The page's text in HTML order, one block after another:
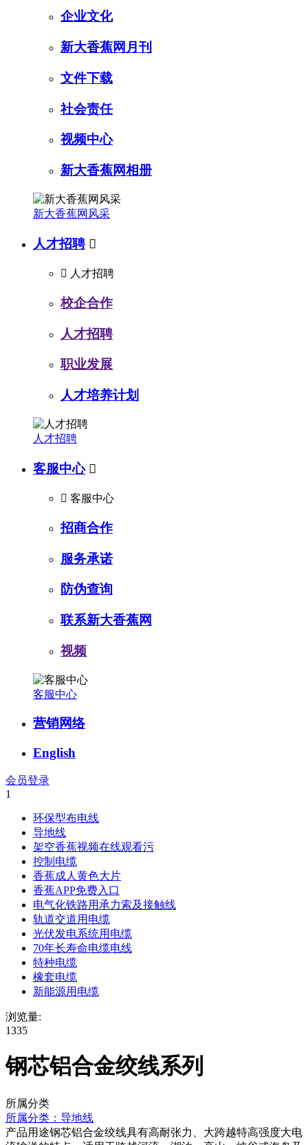
企业文化
新大香蕉网月刊
文件下载
社会责任
视频中心
新大香蕉网相册
新大香蕉网风采
人才招聘 
 人才招聘
校企合作
人才招聘
职业发展
人才培养计划
人才招聘
客服中心 
 客服中心
招商合作
服务承诺
防伪查询
联系新大香蕉网
视频
客服中心
营销网络
English
会员登录
1
环保型布电线
导地线
架空香蕉视频在线观看污
控制电缆
香蕉成人黄色大片
香蕉APP免费入口
电气化铁路用承力索及接触线
轨道交道用电缆
光伏发电系统用电缆
70年长寿命电缆电线
特种电缆
橡套电缆
新能源用电缆
浏览量:
1335
钢芯铝合金绞线系列
所属分类
所属分类： 导地线
产品用途钢芯铝合金绞线具有高耐张力、大跨越特高强度大电